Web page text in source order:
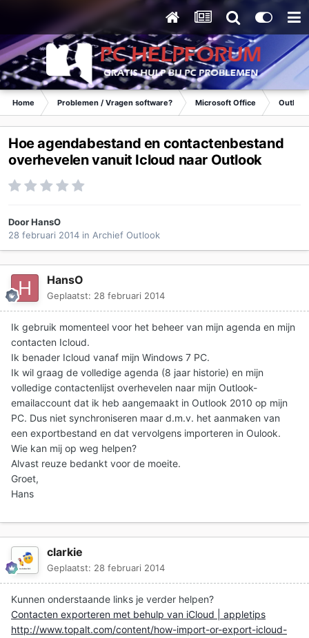
Home Problemen / Vragen software? Microsoft Office Outlook
Hoe agendabestand en contactenbestand
overhevelen vanuit Icloud naar Outlook
DoorHansO
28 februari 2014 in Archief Outlook
HansO
Geplaatst: 28 februari 2014
Ik gebruik momenteel voor het beheer van mijn agenda en mijn
contacten Icloud.
Ik benader Icloud vanaf mijn Windows 7 PC.
Ik wil graag de volledige agenda (8 jaar historie) en mijn
volledige contactenlijst overhevelen naar mijn Outlook-
emailaccount dat ik heb aangemaakt in Outlook 2010 op mijn
PC. Dus niet synchroniseren maar d.m.v. het aanmaken van
een exportbestand en dat vervolgens importeren in Oulook.
Wie kan mij op weg helpen?
Alvast reuze bedankt voor de moeite.
Groet,
Hans
clarkie
Geplaatst: 28 februari 2014
Kunnen onderstaande links je verder helpen?
Contacten exporteren met behulp van iCloud | appletips
http://www.topalt.com/content/how-import-or-export-icloud-